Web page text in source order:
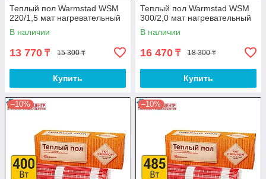
Теплый пол Warmstad WSM
220/1,5 мат нагревательный
В наличии
13 770 ₸ 15 300 ₸
Купить
Теплый пол Warmstad WSM
300/2,0 мат нагревательный
В наличии
16 470 ₸ 18 300 ₸
Купить
–10% –10%